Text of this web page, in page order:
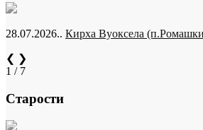
28.07.2026.. Кирха Вуоксела
❮ ❯
1 / 7
Старости